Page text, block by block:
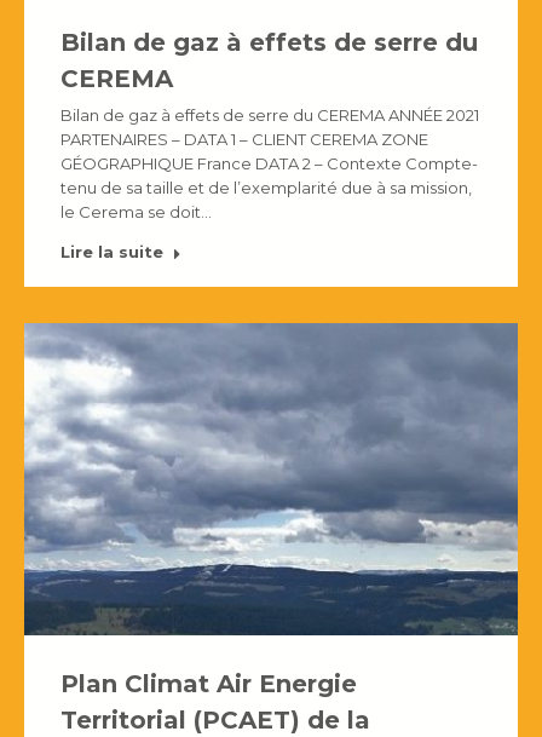
Bilan de gaz à effets de serre du
CEREMA
Bilan de gaz à effets de serre du CEREMA ANNÉE 2021
PARTENAIRES – DATA 1 – CLIENT CEREMA ZONE
GÉOGRAPHIQUE France DATA 2 – Contexte Compte-
tenu de sa taille et de l’exemplarité due à sa mission,
le Cerema se doit…
Lire la suite
Plan Climat Air Energie
Territorial (PCAET) de la